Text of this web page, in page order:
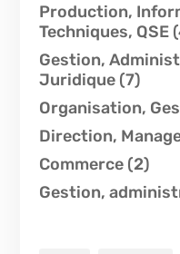
Production,
Techniques, QSE
Gestion,
Juridique(7)
Organisation,
Direction,
Commerce(2)
Gestion,